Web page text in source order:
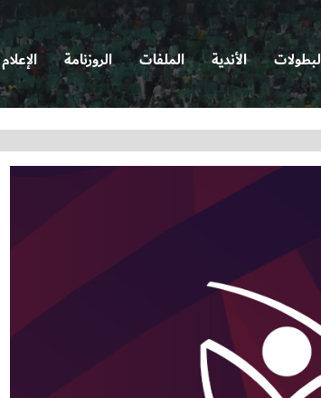
الأندية الملفات الروزنامة الإعلام